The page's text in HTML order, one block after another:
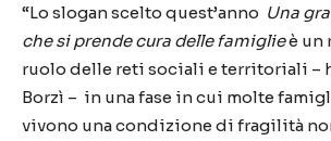
“Lo slogan scelto quest’anno Una
che si prende cura delle famiglieè un
ruolo delle reti sociali e territoriali –
Borzì – in una fase in cui molte
vivono una condizione di fragilità